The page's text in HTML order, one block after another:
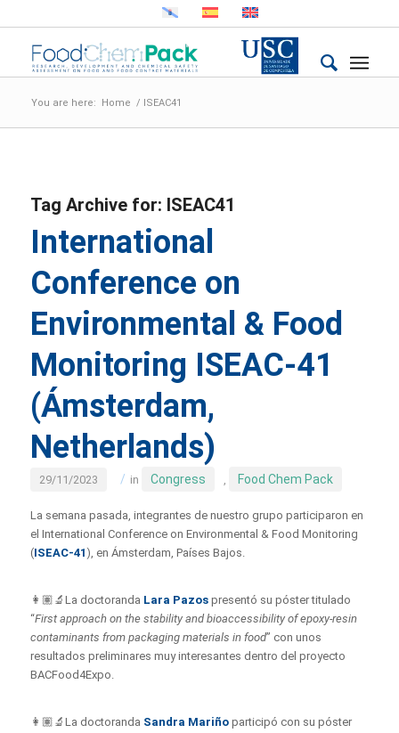
You are here: Home / ISEAC41
Tag Archive for: ISEAC41
International
Conference on
Environmental & Food
Monitoring ISEAC-41
(Ámsterdam,
Netherlands)
29/11/2023 / in Congress , Food Chem Pack
La semana pasada, integrantes de nuestro grupo participaron en
el International Conference on Environmental & Food Monitoring
(ISEAC-41 ), en Ámsterdam, Países Bajos.
👩🏽‍🔬La doctoranda Lara Pazospresentó su póster titulado
“First approach on the stability and bioaccessibility of epoxy-resin
contaminants from packaging materials in food” con unos
resultados preliminares muy interesantes dentro del proyecto
BACFood4Expo.
👩🏽‍🔬La doctoranda Sandra Mariñoparticipó con su póster